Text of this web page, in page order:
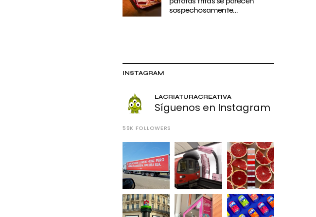
sospechosamente…
INSTAGRAM
LACRIATURACREATIVA
Síguenos en Instagram
59K FOLLOWERS